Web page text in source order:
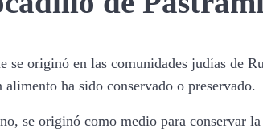
originó en las comunidades judías de
ha sido conservado o preservado.
se originó como medio para conservar